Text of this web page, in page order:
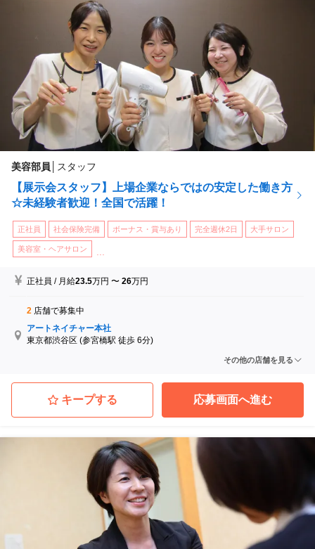
美容部員 スタッフ
【展示会スタッフ】上場企業ならではの安定した働き方
☆未経験者歓迎！全国で活躍！
正社員 社会保険完備 ボーナス・賞与あり 完全週休2日 大手サロン
美容室・ヘアサロン
正社員 / 月給23.5万円 〜26万円
2 店舗で募集中
アートネイチャー本社
東京都渋谷区 (参宮橋駅 徒歩 6分)
その他の店舗を見る
キープする 応募画面へ進む